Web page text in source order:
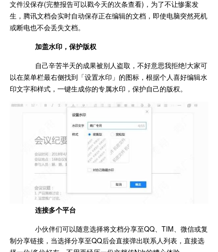
文件没保存(完整报告可以戳今天的次条查看)，为了不让惨案发
生，腾讯文档会实时自动保存正在编辑的文档，即使电脑突然死机
或断电也不会丢失文档。
加盖水印，保护版权
自己辛苦半天的成果被别人盗取，不好意思我拒绝!大家可
以在菜单栏最右侧找到「设置水印」的图标，根据个人喜好编辑水
印文字和样式，一键生成你的专属水印，保护自己的版权。
连接多个平台
小伙伴们可以随意选择将文档分享至QQ、TIM、微信或复
制分享链接，当选择分享至QQ后会直接弹出联系人列表，直接选